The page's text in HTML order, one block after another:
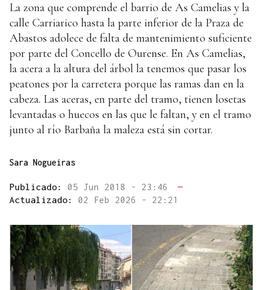
La zona que comprende el barrio de As Camelias y la
calle Carriarico hasta la parte inferior de la Praza de
Abastos adolece de falta de mantenimiento suficiente
por parte del Concello de Ourense. En As Camelias,
la acera a la altura del árbol la tenemos que pasar los
peatones por la carretera porque las ramas dan en la
cabeza. Las aceras, en parte del tramo, tienen losetas
levantadas o huecos en las que le faltan, y en el tramo
junto al río Barbaña la maleza está sin cortar.
Sara Nogueiras
Publicado: 05 Jun 2018 - 23:46
—
Actualizado: 02 Feb 2026 - 22:21